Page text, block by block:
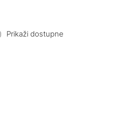
Prikaži dostupne